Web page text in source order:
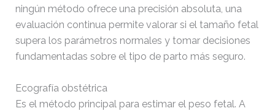
wp-config.php
2.43
KB
2026-
08-04
10:59:57
ningún método ofrece una precisión absoluta, una
evaluación continua permite valorar si el tamaño fetal
supera los parámetros normales y tomar decisiones
fundamentadas sobre el tipo de parto más seguro.
Ecografía obstétrica
Es el método principal para estimar el peso fetal. A